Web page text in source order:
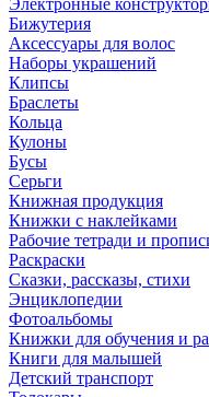
Электронные
Бижутерия
Аксессуары для волос
Наборы украшений
Клипсы
Браслеты
Кольца
Кулоны
Бусы
Серьги
Книжная продукция
Книжки с наклейками
Рабочие тетради и
Раскраски
Сказки, рассказы, стихи
Энциклопедии
Фотоальбомы
Книжки для обучения и
Книги для малышей
Детский транспорт